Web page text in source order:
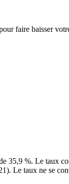
faire baisser
35,9 %. Le taux
Le taux ne se